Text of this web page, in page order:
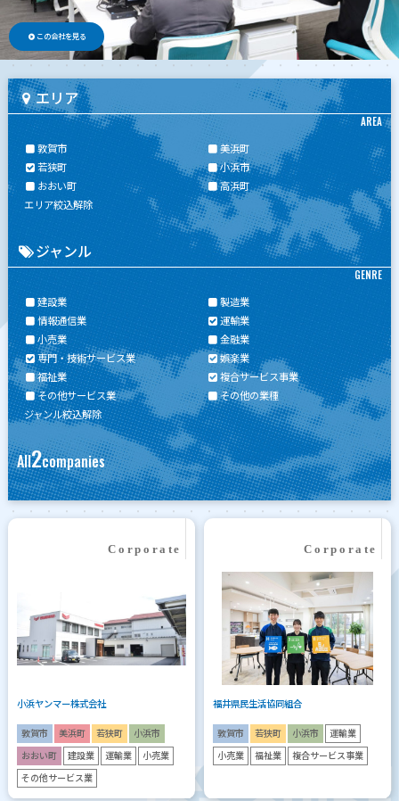
この会社を見る
エリア
AREA
敦賀市
美浜町
若狭町
小浜市
おおい町
高浜町
エリア絞込解除
ジャンル
GENRE
建設業
製造業
情報通信業
運輸業
小売業
金融業
専門・技術サービス業
娯楽業
福祉業
複合サービス事業
その他サービス業
その他の業種
ジャンル絞込解除
All2companies
小浜ヤンマー株式会社
敦賀市 美浜町 若狭町 小浜市
おおい町 建設業 運輸業 小売業
その他サービス業
福井県民生活協同組合
敦賀市 若狭町 小浜市 運輸業
小売業 福祉業 複合サービス事業